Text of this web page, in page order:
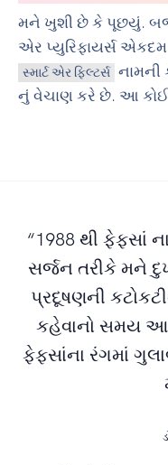
મને ખુશી છે કે પૂછયું.
એર પ્યુરિફાયર્સ
સ્માર્ટ એર ફિલ્ટર્સ નામની
નું વેચાણ કરે છે. આ કોઈ
“1988 થી ફેફસાં
સર્જન તરીકે મને
પ્રદૂષણની
કહેવાનો સમય
ફેફસાંના રંગમાં